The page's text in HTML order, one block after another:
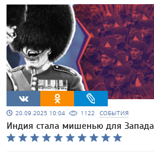
20.09.2025 10:04 1122 СОБЫТИЯ
Индия стала мишенью для Запада